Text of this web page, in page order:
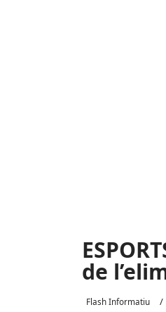
de
Flash Informatiu